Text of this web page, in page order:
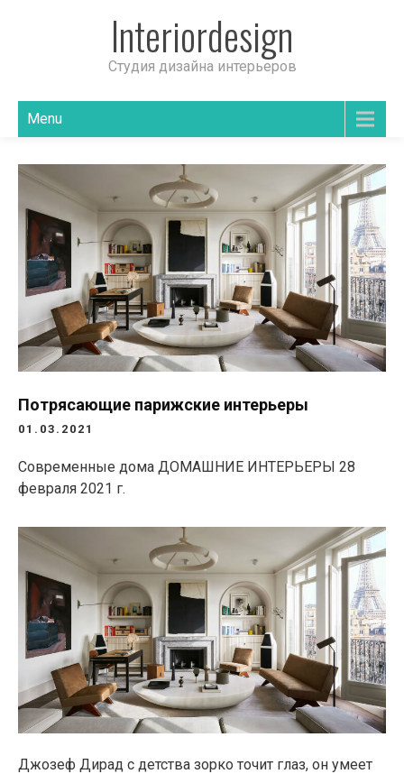
Interiordesign
Студия дизайна интерьеров
Menu
Потрясающие парижские интерьеры
01.03.2021
Современные дома ДОМАШНИЕ ИНТЕРЬЕРЫ 28
февраля 2021 г.
Джозеф Дирад с детства зорко точит глаз, он умеет